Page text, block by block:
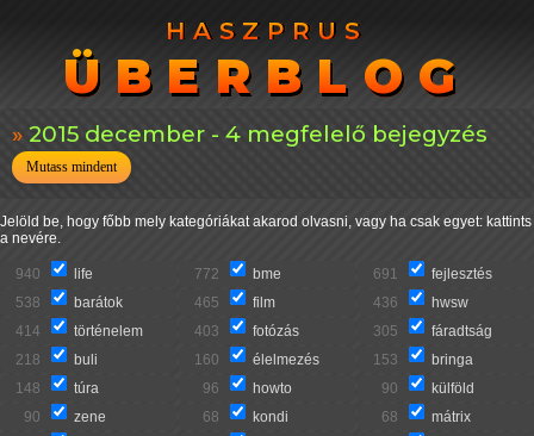
HASZPRUS
ÜBERBLOG
HASZPRUS
ÜBERBLOG
2015 december - 4 megfelelő bejegyzés
Mutass mindent
Jelöld be, hogy főbb mely kategóriákat akarod olvasni, vagy ha csak egyet: kattints
a nevére.
940 life 772 bme 691
fejlesztés
538
barátok 465 film 436
hwsw
414
történelem 403 fotózás 305
fáradtság
218
buli 160 élelmezés 153
bringa
148
túra 96 howto 90
külföld
90
zene 68 kondi 68
mátrix